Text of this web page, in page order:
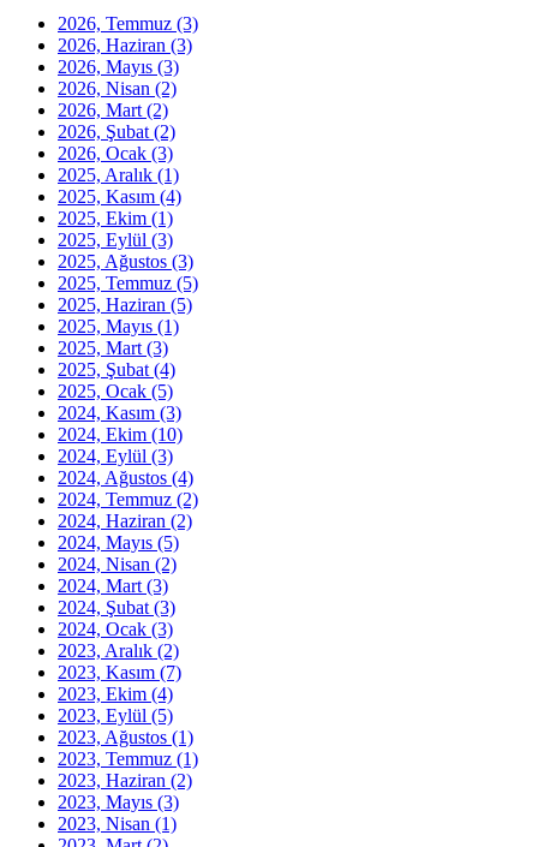
2026, Temmuz (3)
2026, Haziran (3)
2026, Mayıs (3)
2026, Nisan (2)
2026, Mart (2)
2026, Şubat (2)
2026, Ocak (3)
2025, Aralık (1)
2025, Kasım (4)
2025, Ekim (1)
2025, Eylül (3)
2025, Ağustos (3)
2025, Temmuz (5)
2025, Haziran (5)
2025, Mayıs (1)
2025, Mart (3)
2025, Şubat (4)
2025, Ocak (5)
2024, Kasım (3)
2024, Ekim (10)
2024, Eylül (3)
2024, Ağustos (4)
2024, Temmuz (2)
2024, Haziran (2)
2024, Mayıs (5)
2024, Nisan (2)
2024, Mart (3)
2024, Şubat (3)
2024, Ocak (3)
2023, Aralık (2)
2023, Kasım (7)
2023, Ekim (4)
2023, Eylül (5)
2023, Ağustos (1)
2023, Temmuz (1)
2023, Haziran (2)
2023, Mayıs (3)
2023, Nisan (1)